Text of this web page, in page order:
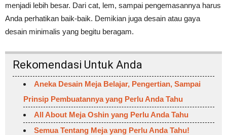
menjadi lebih besar. Dari cat, lem, sampai pengemasannya harus
Anda perhatikan baik-baik. Demikian juga desain atau gaya
desain minimalis yang begitu beragam.
Rekomendasi Untuk Anda
Aneka Desain Meja Belajar, Pengertian, Sampai
Prinsip Pembuatannya yang Perlu Anda Tahu
All About Meja Oshin yang Perlu Anda Tahu
Semua Tentang Meja yang Perlu Anda Tahu!